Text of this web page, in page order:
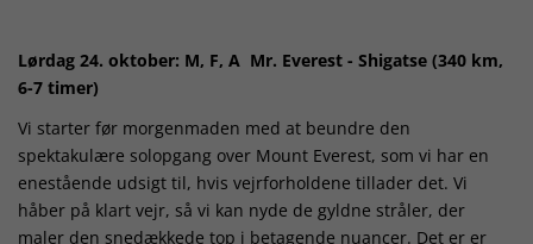
Lørdag 24. oktober: M, F, A Mr. Everest - Shigatse (340 km,
6-7 timer)
Vi starter før morgenmaden med at beundre den
spektakulære solopgang over Mount Everest, som vi har en
enestående udsigt til, hvis vejrforholdene tillader det. Vi
håber på klart vejr, så vi kan nyde de gyldne stråler, der
maler den snedækkede top i betagende nuancer. Det er er